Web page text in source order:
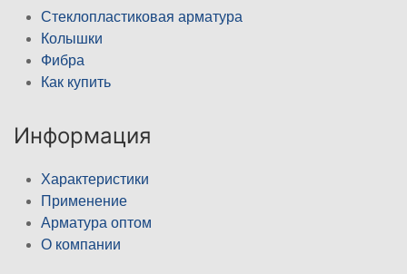
Стеклопластиковая арматура
Колышки
Фибра
Как купить
Информация
Характеристики
Применение
Арматура оптом
О компании